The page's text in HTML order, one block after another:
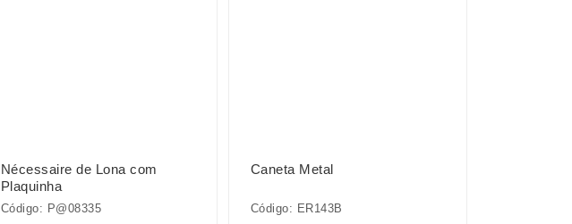
Nécessaire de Lona com
Plaquinha
Código: P@08335
Caneta Metal
Código: ER143B